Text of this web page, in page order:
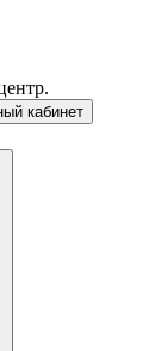
кабинет